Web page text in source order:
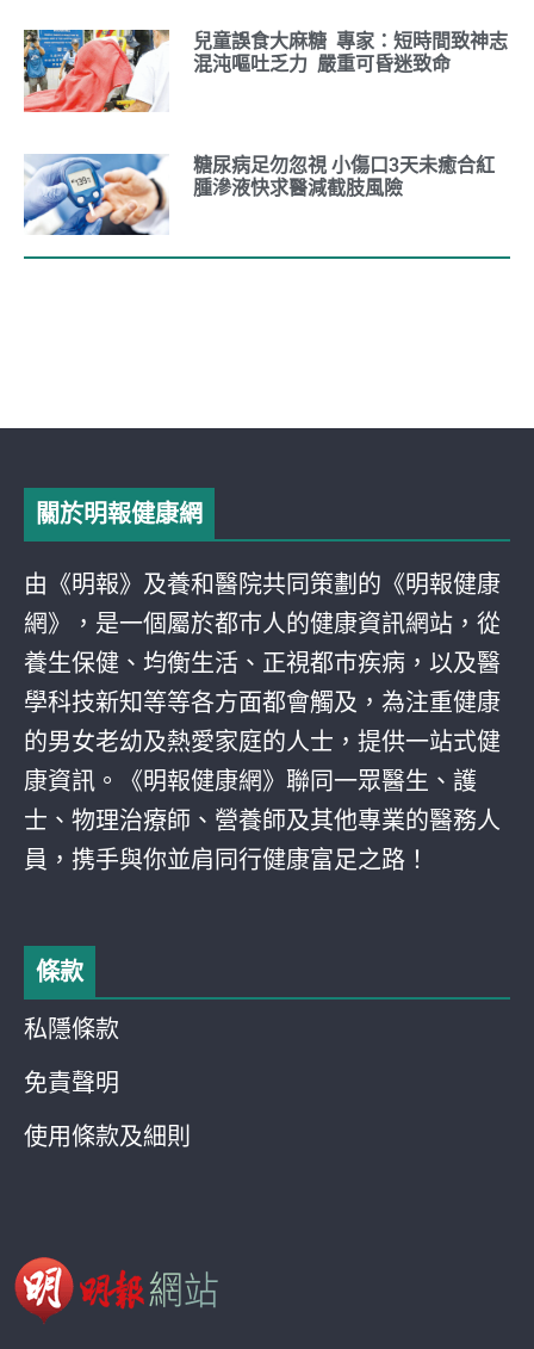
兒童誤食大麻糖 專家：短時間致神志
混沌嘔吐乏力 嚴重可昏迷致命
糖尿病足勿忽視 小傷口3天未癒合紅
腫滲液快求醫減截肢風險
關於明報健康網
由《明報》及養和醫院共同策劃的《明報健康
網》，是一個屬於都巿人的健康資訊網站，從
養生保健、均衡生活、正視都巿疾病，以及醫
學科技新知等等各方面都會觸及，為注重健康
的男女老幼及熱愛家庭的人士，提供一站式健
康資訊。《明報健康網》聯同一眾醫生、護
士、物理治療師、營養師及其他專業的醫務人
員，携手與你並肩同行健康富足之路！
條款
私隱條款
免責聲明
使用條款及細則